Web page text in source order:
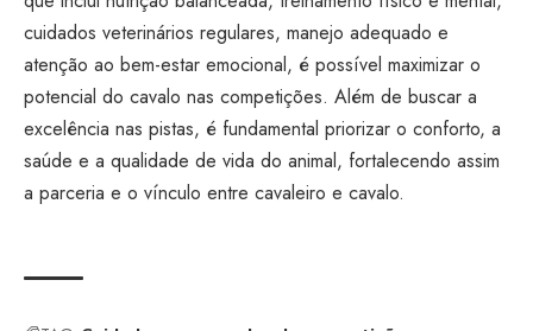
cuidados veterinários regulares, manejo adequado e
atenção ao bem-estar emocional, é possível maximizar o
potencial do cavalo nas competições. Além de buscar a
excelência nas pistas, é fundamental priorizar o conforto, a
saúde e a qualidade de vida do animal, fortalecendo assim
a parceria e o vínculo entre cavaleiro e cavalo.